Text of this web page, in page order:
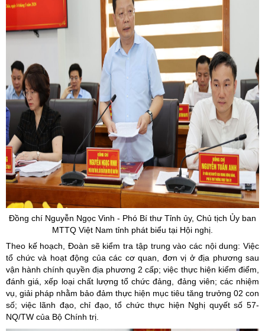
Đồng chí Nguyễn Ngọc Vinh - Phó Bí thư Tỉnh ủy, Chủ tịch Ủy ban
MTTQ Việt Nam tỉnh phát biểu tại Hội nghị.
Theo kế hoạch, Đoàn sẽ kiểm tra tập trung vào các nội dung: Việc
tổ chức và hoạt động của các cơ quan, đơn vị ở địa phương sau
vận hành chính quyền địa phương 2 cấp; việc thực hiện kiểm điểm,
đánh giá, xếp loại chất lượng tổ chức đảng, đảng viên; các nhiệm
vụ, giải pháp nhằm bảo đảm thực hiện mục tiêu tăng trưởng 02 con
số; việc lãnh đạo, chỉ đạo, tổ chức thực hiện Nghị quyết số 57-
NQ/TW của Bộ Chính trị.